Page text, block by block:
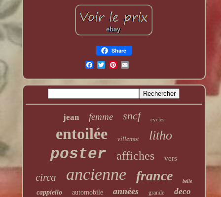
Share
jean femme sncf cycles
entoilée villemot litho
poster affiches vers
circa ancienne france belle
cappiello automobile années grande deco